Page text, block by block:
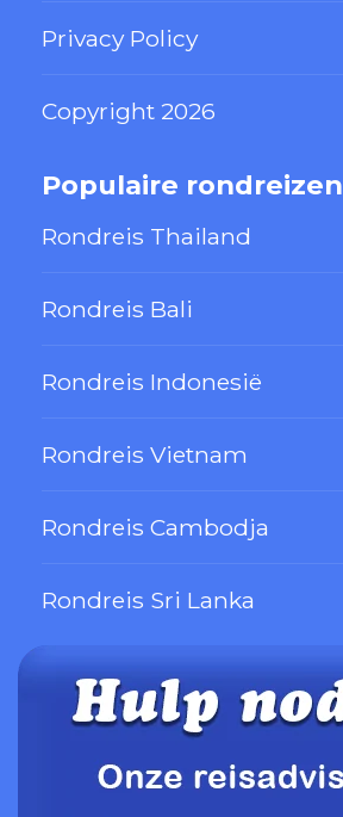
Privacy Policy
Copyright 2026
Populaire rondreizen
Rondreis Thailand
Rondreis Bali
Rondreis Indonesië
Rondreis Vietnam
Rondreis Cambodja
Rondreis Sri Lanka